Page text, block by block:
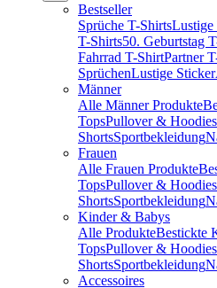
Bestseller
Sprüche T-ShirtsLustige
T-Shirts50. Geburtstag
Fahrrad T-ShirtPartner
SprüchenLustige Sticker
Männer
Alle Männer Produkte
TopsPullover & Hoodies
ShortsSportbekleidung
Frauen
Alle Frauen Produkte
TopsPullover & Hoodies
ShortsSportbekleidung
Kinder & Babys
Alle ProdukteBestickte
TopsPullover & Hoodies
ShortsSportbekleidung
Accessoires